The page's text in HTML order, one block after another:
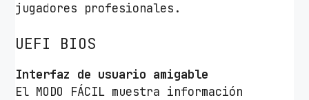
jugadores profesionales.
UEFI BIOS
Interfaz de usuario amigable
El MODO FÁCIL muestra información